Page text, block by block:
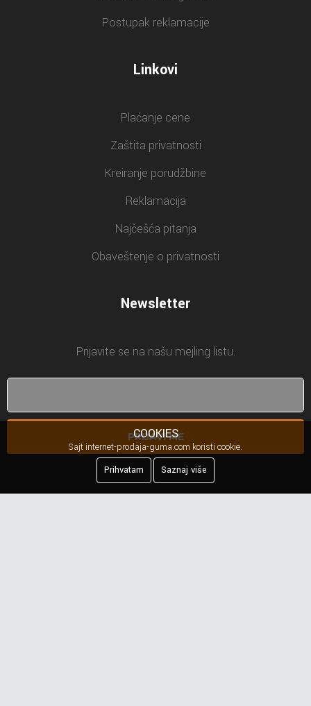
Postupak reklamacije
Linkovi
Plaćanje cene
Zaštita privatnosti
Kreiranje porudžbine
Reklamacija
Najčešća pitanja
Obaveštenje o privatnosti
Newsletter
Prijavite se na našu mejling listu.
PRIJAVI ME
COOKIES
Sajt internet-prodaja-guma.com koristi cookie.
Prihvatam
Saznaj više